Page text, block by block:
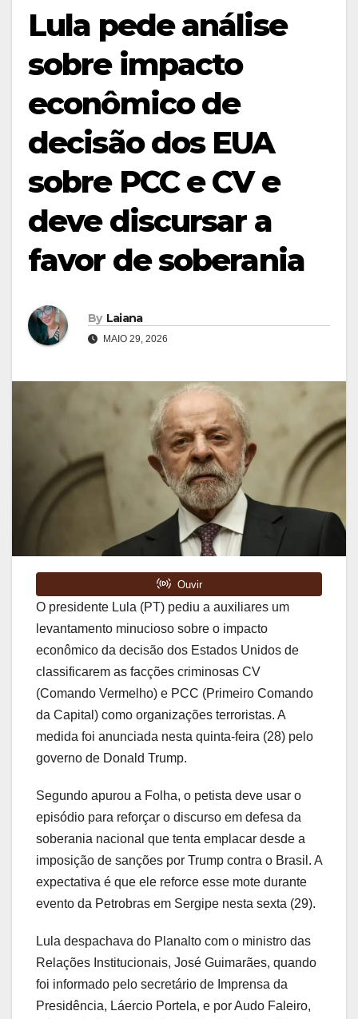
Lula pede análise
sobre impacto
econômico de
decisão dos EUA
sobre PCC e CV e
deve discursar a
favor de soberania
By Laiana
MAIO 29, 2026
O presidente Lula (PT) pediu a auxiliares um
levantamento minucioso sobre o impacto
econômico da decisão dos Estados Unidos de
classificarem as facções criminosas CV
(Comando Vermelho) e PCC (Primeiro Comando
da Capital) como organizações terroristas. A
medida foi anunciada nesta quinta-feira (28) pelo
governo de Donald Trump.
Segundo apurou a Folha, o petista deve usar o
episódio para reforçar o discurso em defesa da
soberania nacional que tenta emplacar desde a
imposição de sanções por Trump contra o Brasil. A
expectativa é que ele reforce esse mote durante
evento da Petrobras em Sergipe nesta sexta (29).
Lula despachava do Planalto com o ministro das
Relações Institucionais, José Guimarães, quando
foi informado pelo secretário de Imprensa da
Presidência, Láercio Portela, e por Audo Faleiro,